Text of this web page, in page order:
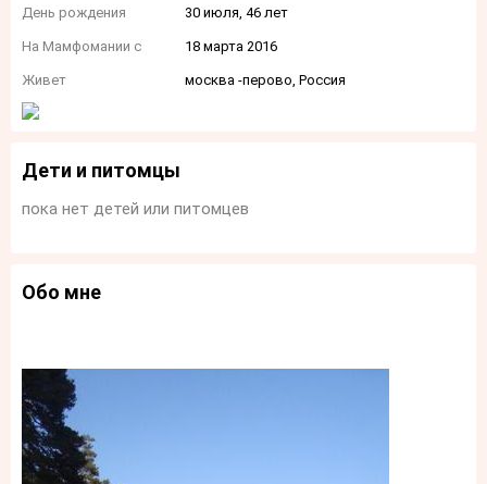
День рождения 30 июля, 46 лет
На Мамфомании с 18 марта 2016
Живет москва -перово, Россия
Дети и питомцы
пока нет детей или питомцев
Обо мне